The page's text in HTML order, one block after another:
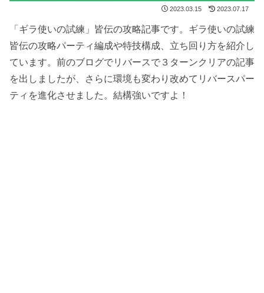
2023.03.15 2023.07.17
「ギラ使いの試練」皆伝の攻略記事です。ギラ使いの試練
皆伝の攻略パーティ編成や特技構成、立ち回り方を紹介し
ています。前のブログでリバースで３ターンクリアの記事
を出しましたが、さらに環境も変わり改めてリバースパー
ティを進化させました。結構強いですよ！